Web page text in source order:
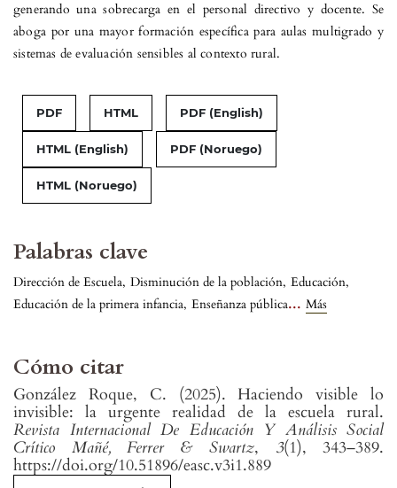
Palabras clave
Dirección de Escuela, Disminución de la población, Educación,
Educación de la primera infancia, Enseñanza pública... Más
Cómo citar
González Roque, C. (2025). Haciendo visible lo
invisible: la urgente realidad de la escuela rural.
Revista Internacional De Educación Y Análisis Social
Crítico Mañé, Ferrer & Swartz, 3(1), 343–389.
https://doi.org/10.51896/easc.v3i1.889
generando una sobrecarga en el personal directivo y docente. Se
aboga por una mayor formación específica para aulas multigrado y
sistemas de evaluación sensibles al contexto rural.
PDF HTML PDF (English)
HTML (English) PDF (Noruego)
HTML (Noruego)